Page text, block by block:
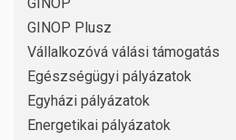
GINOP Plusz
Vállalkozóvá válási támogatás
Egészségügyi pályázatok
Egyházi pályázatok
Energetikai pályázatok